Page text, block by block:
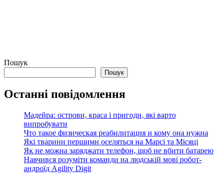
Пошук
Пошук
Останні повідомлення
Мадейра: острови, краса і пригоди, які варто
випробувати
Что такое физическая реабилитация и кому она нужна
Які тварини першими оселяться на Марсі та Місяці
Як не можна заряджати телефон, щоб не вбити батарею
Навчився розуміти команди на людській мові робот-
андроїд Agility Digit